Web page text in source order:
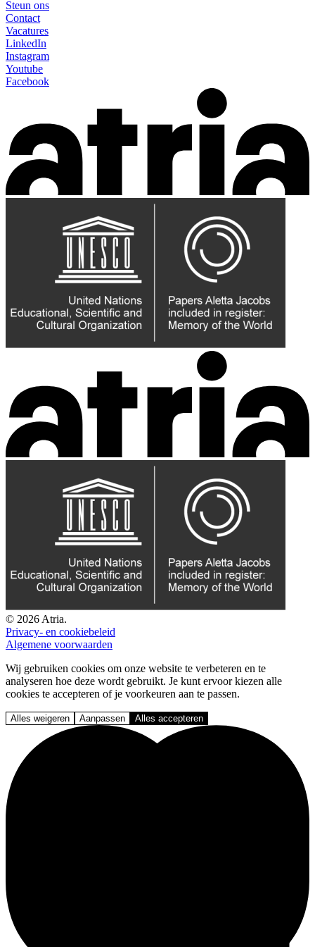
Steun ons
Contact
Vacatures
LinkedIn
Instagram
Youtube
Facebook
© 2026 Atria.
Privacy- en cookiebeleid
Algemene voorwaarden
Wij gebruiken cookies om onze website te verbeteren en te
analyseren hoe deze wordt gebruikt. Je kunt ervoor kiezen alle
cookies te accepteren of je voorkeuren aan te passen.
Alles weigeren Aanpassen Alles accepteren